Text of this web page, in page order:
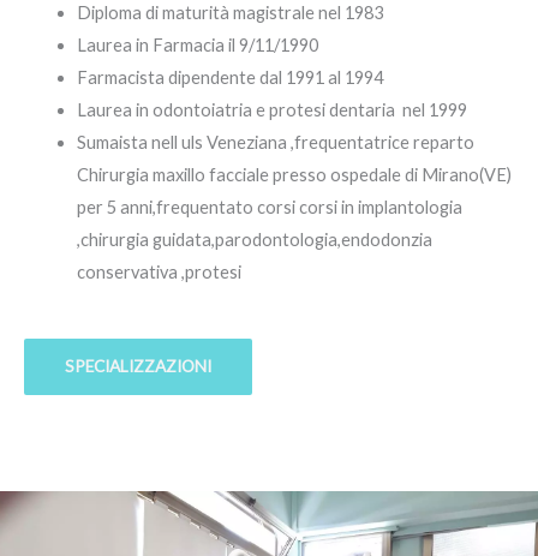
Diploma di maturità magistrale nel 1983
Laurea in Farmacia il 9/11/1990
Farmacista dipendente dal 1991 al 1994
Laurea in odontoiatria e protesi dentaria nel 1999
Sumaista nell uls Veneziana ,frequentatrice reparto
Chirurgia maxillo facciale presso ospedale di Mirano(VE)
per 5 anni,frequentato corsi corsi in implantologia
,chirurgia guidata,parodontologia,endodonzia
conservativa ,protesi
SPECIALIZZAZIONI